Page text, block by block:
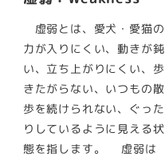
虚弱とは、愛犬・愛猫の
力が入りにくい、動きが鈍
い、立ち上がりにくい、歩
きたがらない、いつもの散
歩を続けられない、ぐった
りしているように見える状
態を指します。 虚弱は